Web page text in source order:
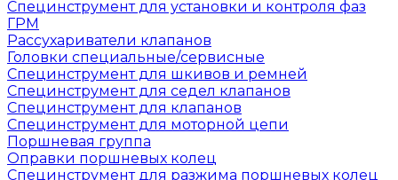
Специнструмент для установки и контроля фаз
ГРМ
Рассухариватели клапанов
Головки специальные/сервисные
Специнструмент для шкивов и ремней
Специнструмент для седел клапанов
Специнструмент для клапанов
Специнструмент для моторной цепи
Поршневая группа
Оправки поршневых колец
Специнструмент для разжима поршневых колец